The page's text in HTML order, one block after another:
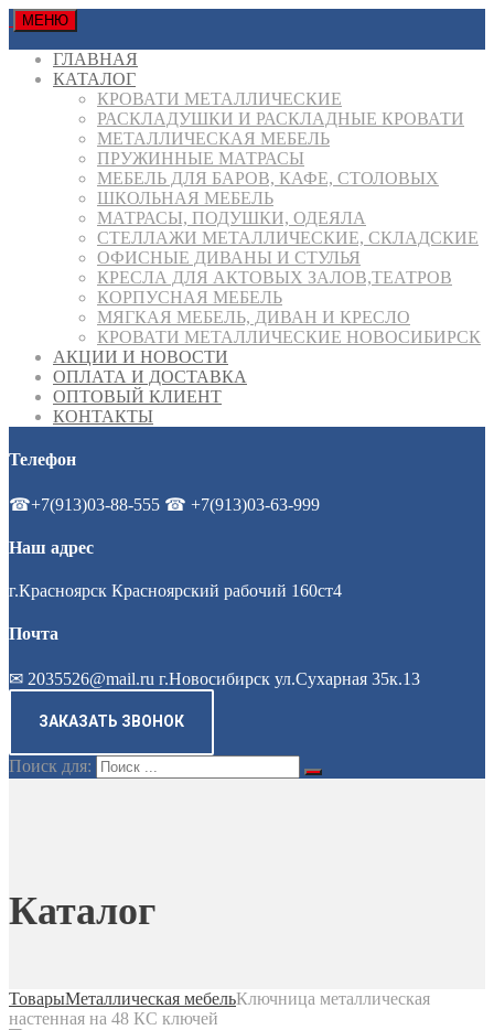
МЕНЮ
ГЛАВНАЯ
КАТАЛОГ
КРОВАТИ МЕТАЛЛИЧЕСКИЕ
РАСКЛАДУШКИ И РАСКЛАДНЫЕ КРОВАТИ
МЕТАЛЛИЧЕСКАЯ МЕБЕЛЬ
ПРУЖИННЫЕ МАТРАСЫ
МЕБЕЛЬ ДЛЯ БАРОВ, КАФЕ, СТОЛОВЫХ
ШКОЛЬНАЯ МЕБЕЛЬ
МАТРАСЫ, ПОДУШКИ, ОДЕЯЛА
СТЕЛЛАЖИ МЕТАЛЛИЧЕСКИЕ, СКЛАДСКИЕ
ОФИСНЫЕ ДИВАНЫ И СТУЛЬЯ
КРЕСЛА ДЛЯ АКТОВЫХ ЗАЛОВ,ТЕАТРОВ
КОРПУСНАЯ МЕБЕЛЬ
МЯГКАЯ МЕБЕЛЬ, ДИВАН И КРЕСЛО
КРОВАТИ МЕТАЛЛИЧЕСКИЕ НОВОСИБИРСК
АКЦИИ И НОВОСТИ
ОПЛАТА И ДОСТАВКА
ОПТОВЫЙ КЛИЕНТ
КОНТАКТЫ
Телефон
☎+7(913)03-88-555 ☎ +7(913)03-63-999
Наш адрес
г.Красноярск Красноярский рабочий 160ст4
Почта
✉ 2035526@mail.ru г.Новосибирск ул.Сухарная 35к.13
ЗАКАЗАТЬ ЗВОНОК
Поиск для:
Каталог
ТоварыМеталлическая мебельКлючница металлическая
настенная на 48 КС ключей